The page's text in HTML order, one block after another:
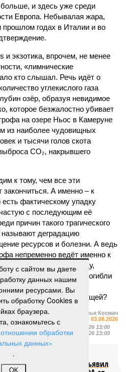
больше, и здесь уже среди
Европа. Небывалая жара,
прошлом годах в Италии и во
и экзотика, впрочем, не менее
«лимнические
кто слышал. Речь идёт о
углекислого газа
озёр, образуя невидимое
которое безжалостно убивает
на озере Ньос в Камеруне
из наиболее чудовищных
и тысячи голов скота
CO₂, накрывшего
к тому, чем все эти
закончиться. А именно – к
фактическому упадку
с последующим её
причин такого трагического
деградацию
ресурсов и болезни. А ведь
непременно ведёт именно к
эпидемиям, голоду,
населения. Так погибли
кхмеров – список не
будет следующей?
Илья Космач
«Наша версия» №29 от 03.08.2026
05.08.2026 13:00
Отредактировано:05.08.2026 13:00
отступил и объявил
с сайтом вы даете
данных нашим
ресурсами. Вы
обработку Cookies в
браузера.
ознакомьтесь с
обработки
данных»
.
OK